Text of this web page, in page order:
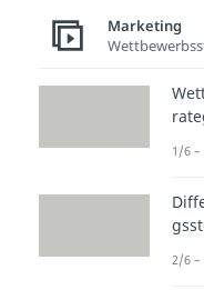
die
Marketing
1/6 –
2/6 –